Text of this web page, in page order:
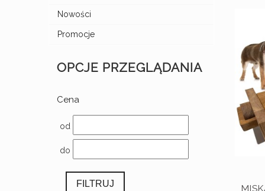
Nowości
Promocje
OPCJE PRZEGLĄDANIA
Cena
od
do
FILTRUJ